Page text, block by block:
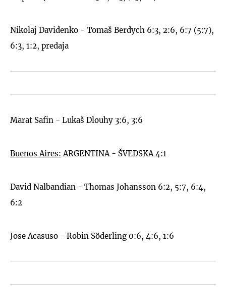
Nikolaj Davidenko - Tomaš Berdych 6:3, 2:6, 6:7 (5:7),
6:3, 1:2, predaja
Marat Safin - Lukaš Dlouhy 3:6, 3:6
Buenos Aires: ARGENTINA - ŠVEDSKA 4:1
David Nalbandian - Thomas Johansson 6:2, 5:7, 6:4,
6:2
Jose Acasuso - Robin Söderling 0:6, 4:6, 1:6